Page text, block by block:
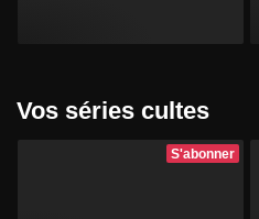
Vos séries cultes
S'abonner